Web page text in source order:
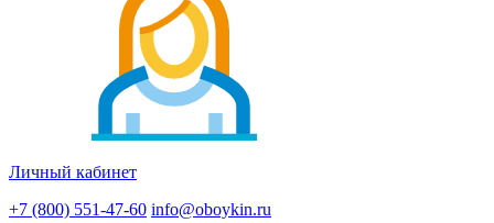
Личный кабинет
+7 (800) 551-47-60 info@oboykin.ru